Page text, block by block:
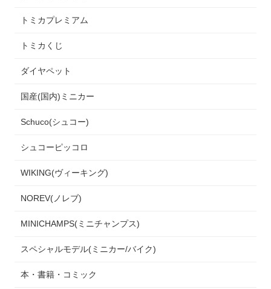
トミカプレミアム
トミカくじ
ダイヤペット
国産(国内)ミニカー
Schuco(シュコー)
シュコーピッコロ
WIKING(ヴィーキング)
NOREV(ノレブ)
MINICHAMPS(ミニチャンプス)
スペシャルモデル(ミニカー/バイク)
本・書籍・コミック